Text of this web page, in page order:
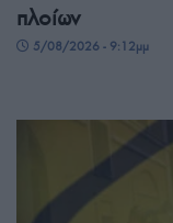
πλοίων
5/08/2026 - 9:12μμ